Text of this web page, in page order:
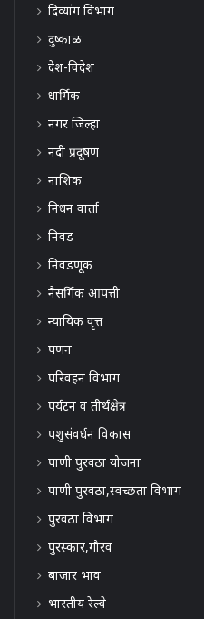
दिव्यांग विभाग
दुष्काळ
देश-विदेश
धार्मिक
नगर जिल्हा
नदी प्रदूषण
नाशिक
निधन वार्ता
निवड
निवडणूक
नैसर्गिक आपत्ती
न्यायिक वृत्त
पणन
परिवहन विभाग
पर्यटन व तीर्थक्षेत्र
पशुसंवर्धन विकास
पाणी पुरवठा योजना
पाणी पुरवठा,स्वच्छता विभाग
पुरवठा विभाग
पुरस्कार,गौरव
बाजार भाव
भारतीय रेल्वे